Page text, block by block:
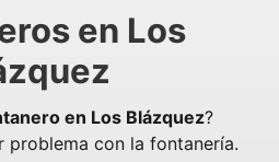
en Los
en Los Blázquez?
problema con la fontanería.